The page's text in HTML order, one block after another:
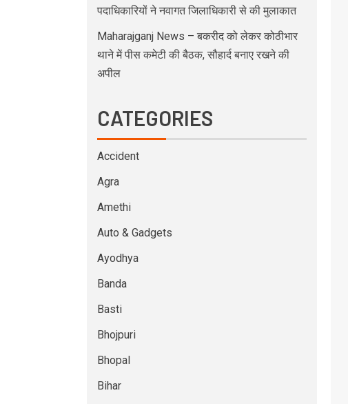
पदाधिकारियों ने नवागत जिलाधिकारी से की मुलाकात
Maharajganj News – बकरीद को लेकर कोठीभार
थाने में पीस कमेटी की बैठक, सौहार्द बनाए रखने की
अपील
CATEGORIES
Accident
Agra
Amethi
Auto & Gadgets
Ayodhya
Banda
Basti
Bhojpuri
Bhopal
Bihar